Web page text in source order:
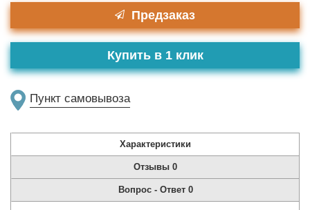
Предзаказ
Пункт самовывоза
Купить в 1 клик
Характеристики
Отзывы 0
Вопрос - Ответ 0